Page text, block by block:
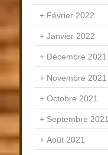
Février 2022
Janvier 2022
Décembre 2021
Novembre 2021
Octobre 2021
Septembre 2021
Août 2021